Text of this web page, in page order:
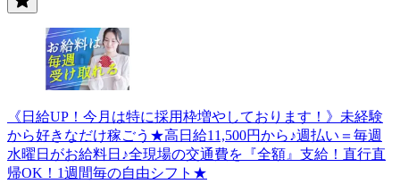
《日給UP！今月は特に採用枠増やしております！》未経験
から好きなだけ稼ごう★高日給11,500円から♪週払い＝毎週
水曜日がお給料日♪全現場の交通費を『全額』支給！直行直
帰OK！1週間毎の自由シフト★